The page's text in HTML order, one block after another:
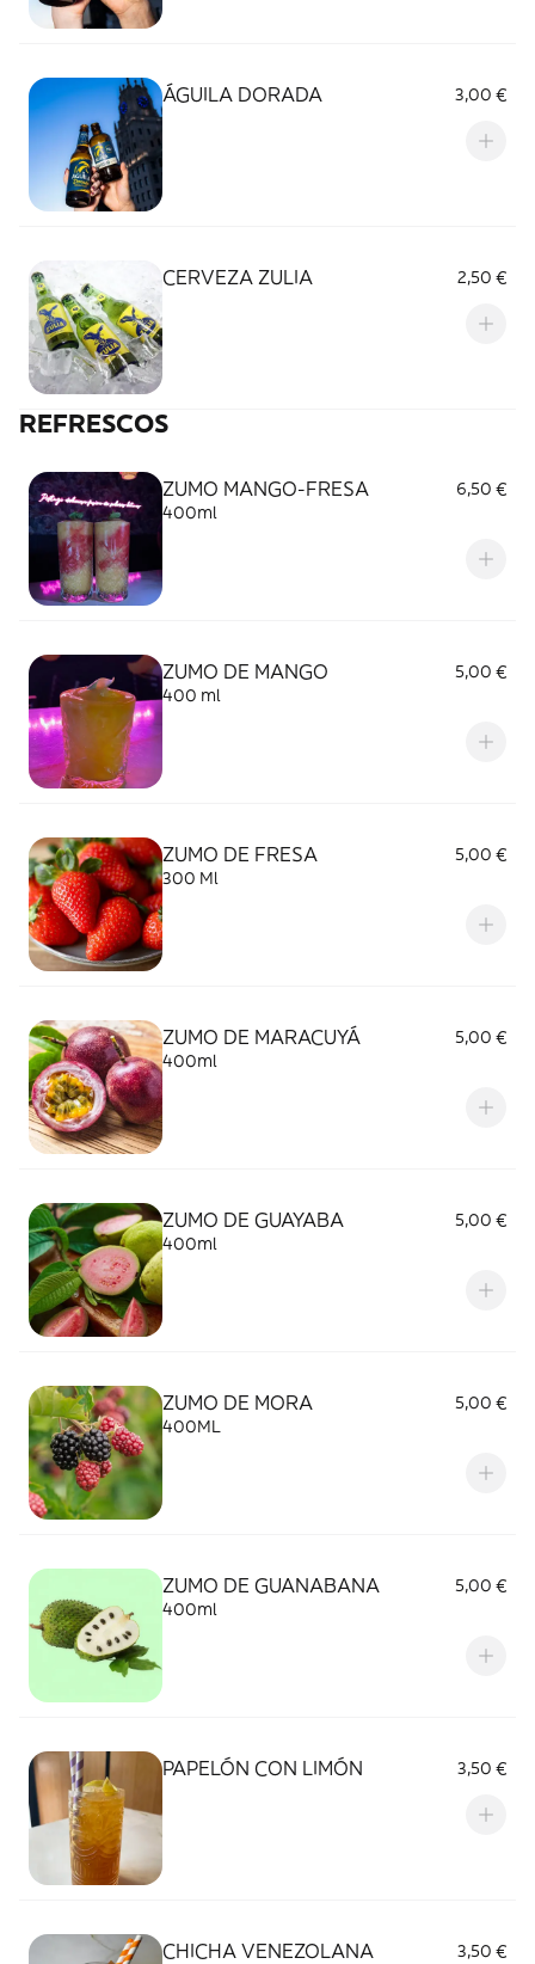
ÁGUILA DORADA 3,00 €
CERVEZA ZULIA 2,50 €
REFRESCOS
ZUMO MANGO-FRESA
6,50 €
400ml
ZUMO DE MANGO
5,00 €
400 ml
ZUMO DE FRESA
5,00 €
300 Ml
ZUMO DE MARACUYÁ
5,00 €
400ml
ZUMO DE GUAYABA
5,00 €
400ml
ZUMO DE MORA
5,00 €
400ML
ZUMO DE GUANABANA
5,00 €
400ml
PAPELÓN CON LIMÓN 3,50 €
CHICHA VENEZOLANA 3,50 €